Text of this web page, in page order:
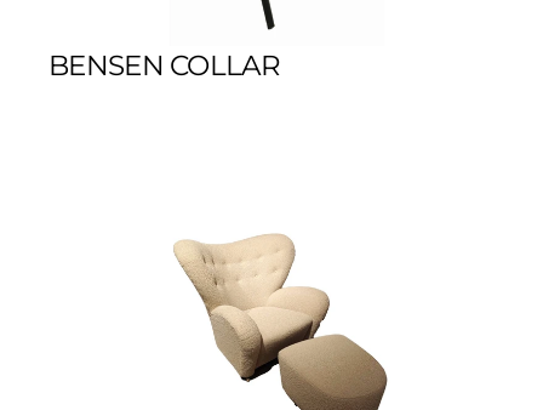
BENSEN COLLAR